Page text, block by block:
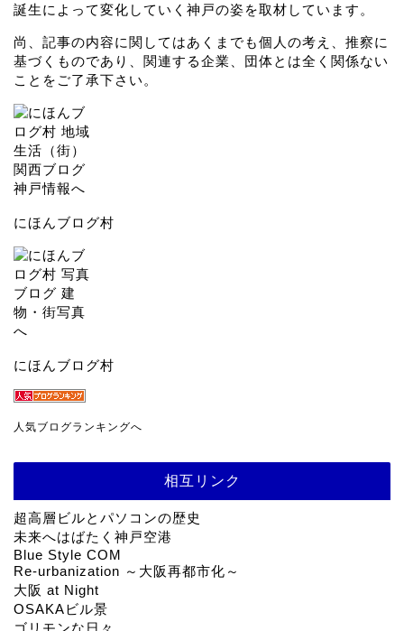
誕生によって変化していく神戸の姿を取材しています。
尚、記事の内容に関してはあくまでも個人の考え、推察に
基づくものであり、関連する企業、団体とは全く関係ない
ことをご了承下さい。
にほんブログ村
にほんブログ村
人気ブログランキングへ
相互リンク
超高層ビルとパソコンの歴史
未来へはばたく神戸空港
Blue Style COM
Re-urbanization ～大阪再都市化～
大阪 at Night
OSAKAビル景